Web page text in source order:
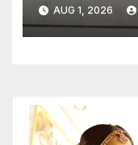
AUG 1, 2026